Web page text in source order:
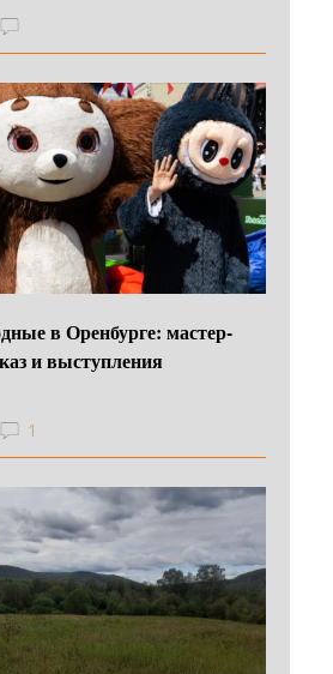
в Оренбурге: мастер-
и выступления
1